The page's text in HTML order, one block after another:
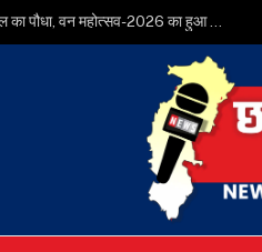
मुख्यमंत्री श्री विष्णुदेव साय ने अपनी माँ के नाम पर लगाया पीपल का पौधा, वन महोत्सव-2026 का हुआ शुभारंभ